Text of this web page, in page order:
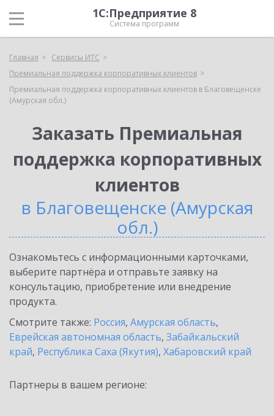
1С:Предприятие 8
Система программ
Главная
Сервисы ИТС
Премиальная поддержка корпоративных клиентов
Премиальная поддержка корпоративных клиентов в Благовещенске
(Амурская обл.)
Заказать Премиальная
поддержка корпоративных
клиентов
в Благовещенске (Амурская
обл.)
Ознакомьтесь с информационными карточками,
выберите партнёра и отправьте заявку на
консультацию, приобретение или внедрение
продукта.
Смотрите также: Россия, Амурская область,
Еврейская автономная область, Забайкальский
край, Республика Саха (Якутия), Хабаровский край
Партнеры в вашем регионе: